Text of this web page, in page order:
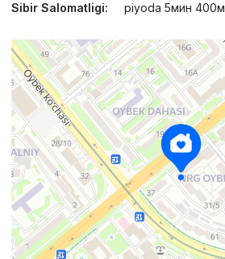
Sibir Salomatligi:
piyoda 5мин 400м